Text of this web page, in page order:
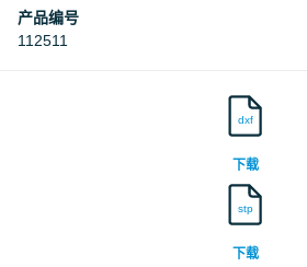
产品编号
112511
dxf
下载
stp
下载